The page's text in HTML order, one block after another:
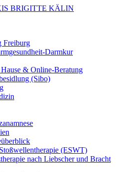
Freiburg
Darmkur
& Online-Beratung
(Sibo)
(ESWT)
nach Liebscher und Bracht